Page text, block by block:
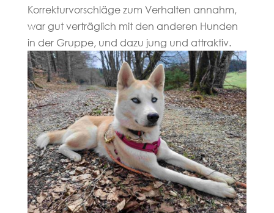
Korrekturvorschläge zum Verhalten annahm,
war gut verträglich mit den anderen Hunden
in der Gruppe, und dazu jung und attraktiv.